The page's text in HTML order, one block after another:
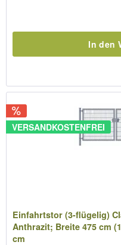
In den
VERSANDKOSTENFREI
Einfahrtstor (3-flügelig)
Anthrazit; Breite 475 cm
cm